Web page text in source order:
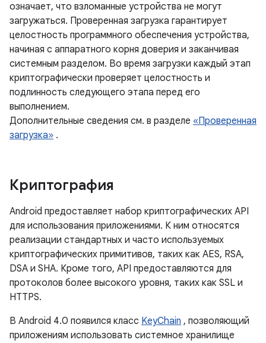
означает, что взломанные устройства не могут
загружаться. Проверенная загрузка гарантирует
целостность программного обеспечения устройства,
начиная с аппаратного корня доверия и заканчивая
системным разделом. Во время загрузки каждый этап
криптографически проверяет целостность и
подлинность следующего этапа перед его
выполнением.
Дополнительные сведения см. в разделе «Проверенная
загрузка» .
Криптография
Android предоставляет набор криптографических API
для использования приложениями. К ним относятся
реализации стандартных и часто используемых
криптографических примитивов, таких как AES, RSA,
DSA и SHA. Кроме того, API предоставляются для
протоколов более высокого уровня, таких как SSL и
HTTPS.
В Android 4.0 появился класс KeyChain , позволяющий
приложениям использовать системное хранилище